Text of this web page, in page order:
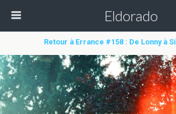
Eldorado
Retour à Errance #158 : De Lonny à